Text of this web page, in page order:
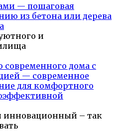
— пошаговая
из бетона или дерева
и
современного дома с
— современное
для комфортного
инновационный – так